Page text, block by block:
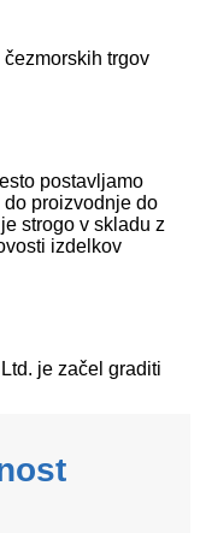
trgov
postavljamo
do proizvodnje do
strogo v skladu z
izdelkov
je začel graditi